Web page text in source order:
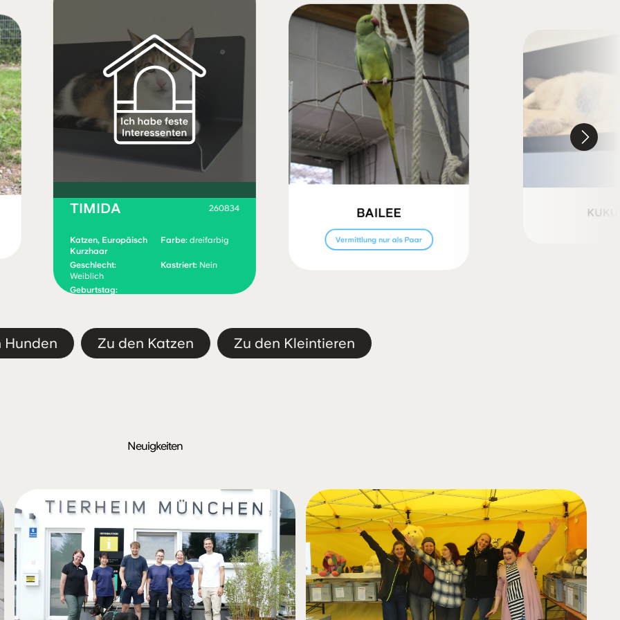
TIMIDA 260834
Katzen, Europäisch
Kurzhaar
Farbe:dreifarbig
Geschlecht:
Weiblich
Kastriert:Nein
Geburtstag:
BAILEE
Vermittlung nur als Paar
KUKU
Hunden Zu den Katzen Zu den Kleintieren
Neuigkeiten